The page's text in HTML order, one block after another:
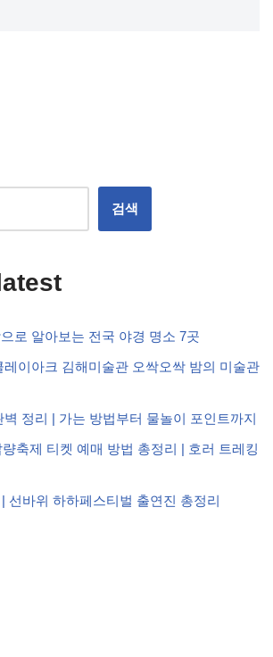
검색
로 알아보는 전국 야경 명소 7곳
레이아크 김해미술관 오싹오싹 밤의 미술관
정리 | 가는 방법부터 물놀이 포인트까지
축제 티켓 예매 방법 총정리 | 호러 트레킹
선바위 하하페스티벌 출연진 총정리